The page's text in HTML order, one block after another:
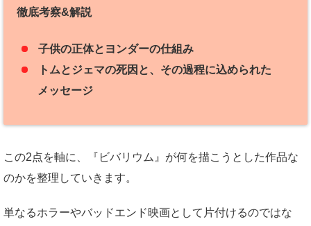
徹底考察&解説
子供の正体とヨンダーの仕組み
トムとジェマの死因と、その過程に込められた
メッセージ
この2点を軸に、『ビバリウム』が何を描こうとした作品な
のかを整理していきます。
単なるホラーやバッドエンド映画として片付けるのではな